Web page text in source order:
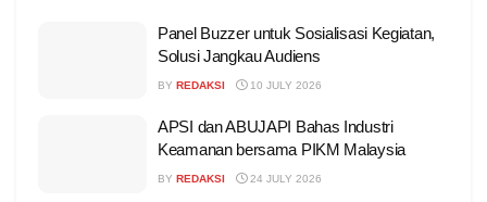
Panel Buzzer untuk Sosialisasi Kegiatan,
Solusi Jangkau Audiens
BY REDAKSI 10 JULY 2026
APSI dan ABUJAPI Bahas Industri
Keamanan bersama PIKM Malaysia
BY REDAKSI 24 JULY 2026